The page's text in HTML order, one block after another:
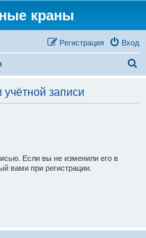
краны
Вход
Регистрация
записи
Если вы не изменили его в
вами при регистрации.